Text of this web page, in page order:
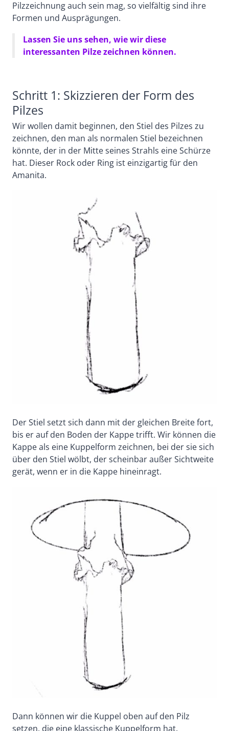
Pilzzeichnung auch sein mag, so vielfältig sind ihre
Formen und Ausprägungen.
Lassen Sie uns sehen, wie wir diese
interessanten Pilze zeichnen können.
Schritt 1: Skizzieren der Form des
Pilzes
Wir wollen damit beginnen, den Stiel des Pilzes zu
zeichnen, den man als normalen Stiel bezeichnen
könnte, der in der Mitte seines Strahls eine Schürze
hat. Dieser Rock oder Ring ist einzigartig für den
Amanita.
Der Stiel setzt sich dann mit der gleichen Breite fort,
bis er auf den Boden der Kappe trifft. Wir können die
Kappe als eine Kuppelform zeichnen, bei der sie sich
über den Stiel wölbt, der scheinbar außer Sichtweite
gerät, wenn er in die Kappe hineinragt.
Dann können wir die Kuppel oben auf den Pilz
setzen, die eine klassische Kuppelform hat.